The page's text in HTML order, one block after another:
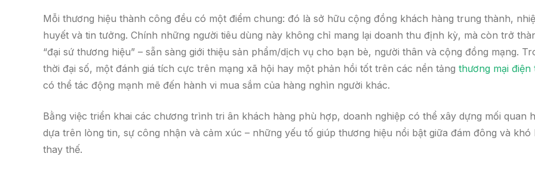
Mỗi thương hiệu thành công đều có một điểm chung: đó là sở hữu cộng đồng khách hàng trung thành,
huyết và tin tưởng. Chính những người tiêu dùng này không chỉ mang lại doanh thu định kỳ, mà còn trở
“đại sứ thương hiệu” – sẵn sàng giới thiệu sản phẩm/dịch vụ cho bạn bè, người thân và cộng đồng mạng.
thời đại số, một đánh giá tích cực trên mạng xã hội hay một phản hồi tốt trên các nền tảng thương mại điện
có thể tác động mạnh mẽ đến hành vi mua sắm của hàng nghìn người khác.
Bằng việc triển khai các chương trình tri ân khách hàng phù hợp, doanh nghiệp có thể xây dựng mối quan
dựa trên lòng tin, sự công nhận và cảm xúc – những yếu tố giúp thương hiệu nổi bật giữa đám đông và khó
thay thế.